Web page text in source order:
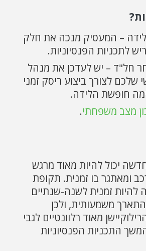
– המעסיק מנכה את חלק
לתכניות הפנסיוניות.
חל"ד – יש לעדכן את מנהל
שלכם לצורך ביצוע ריסק זמני
חופשת הלידה.
מצב משפחתי.
יכול להיות מאוד מרגש
ומאתגר בו זמנית. תקופת
להיות זמנית לשנה-שנתיים
משמעותית, ולכן
מאוד רלוונטיים לגבי
התכניות הפנסיוניות